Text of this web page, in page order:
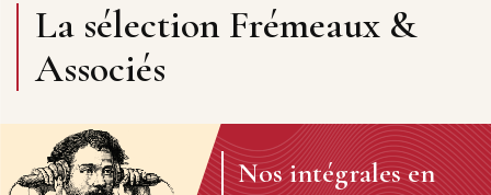
La sélection Frémeaux &
Associés
Nos intégrales en